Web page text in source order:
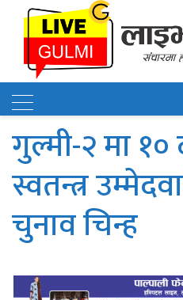
गुल्मी-२ मा
स्वतन्त्र
चुनाव चिन्ह